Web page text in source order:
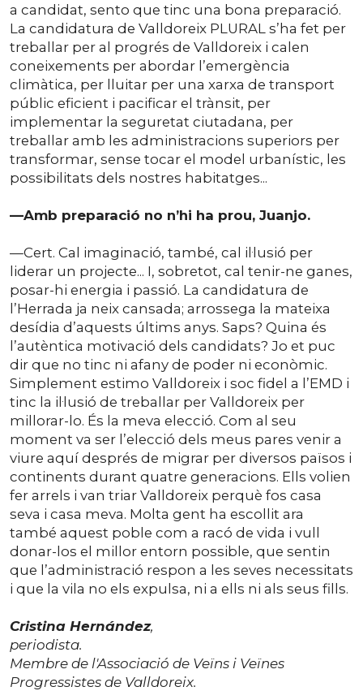
a candidat, sento que tinc una bona preparació.
La candidatura de Valldoreix PLURAL s’ha fet per
treballar per al progrés de Valldoreix i calen
coneixements per abordar l’emergència
climàtica, per lluitar per una xarxa de transport
públic eficient i pacificar el trànsit, per
implementar la seguretat ciutadana, per
treballar amb les administracions superiors per
transformar, sense tocar el model urbanístic, les
possibilitats dels nostres habitatges...
—Amb preparació no n’hi ha prou, Juanjo.
—Cert. Cal imaginació, també, cal il·lusió per
liderar un projecte... I, sobretot, cal tenir-ne ganes,
posar-hi energia i passió. La candidatura de
l’Herrada ja neix cansada; arrossega la mateixa
desídia d’aquests últims anys. Saps? Quina és
l’autèntica motivació dels candidats? Jo et puc
dir que no tinc ni afany de poder ni econòmic.
Simplement estimo Valldoreix i soc fidel a l’EMD i
tinc la il·lusió de treballar per Valldoreix per
millorar-lo. És la meva elecció. Com al seu
moment va ser l’elecció dels meus pares venir a
viure aquí després de migrar per diversos països i
continents durant quatre generacions. Ells volien
fer arrels i van triar Valldoreix perquè fos casa
seva i casa meva. Molta gent ha escollit ara
també aquest poble com a racó de vida i vull
donar-los el millor entorn possible, que sentin
que l’administració respon a les seves necessitats
i que la vila no els expulsa, ni a ells ni als seus fills.
Cristina Hernández,
periodista.
Membre de l'Associació de Veïns i Veïnes
Progressistes de Valldoreix.